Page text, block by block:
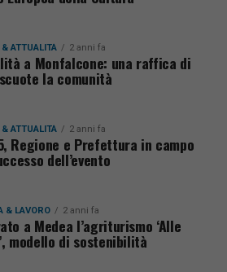
ATTUALITÀ 2 anni fa
a Monfalcone: una raffica di
la comunità
ATTUALITÀ 2 anni fa
Regione e Prefettura in campo
dell’evento
& LAVORO 2 anni fa
a Medea l’agriturismo ‘Alle
modello di sostenibilità